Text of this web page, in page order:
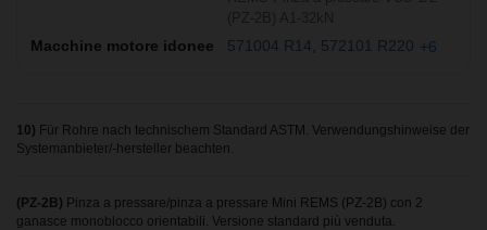
571004 R14 572101 R220 +6
10) Für Rohre nach technischem Standard ASTM. Verwendungshinweise der
Systemanbieter/-hersteller beachten.
(PZ-2B) Pinza a pressare/pinza a pressare Mini REMS (PZ-2B) con 2
ganasce monoblocco orientabili. Versione standard più venduta.